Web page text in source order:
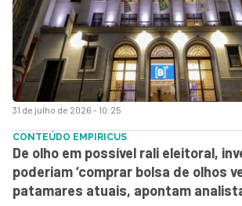
31 de julho de 2026 - 10:25
CONTEÚDO EMPIRICUS
De olho em possível rali eleitoral,
poderiam ‘comprar bolsa de olhos
patamares atuais, apontam